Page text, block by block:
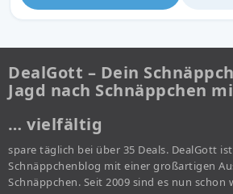
DealGott – Dein
Jagd nach Schnäppchen
… vielfältig
spare täglich bei über 35 Deals. DealGott
Schnäppchenblog mit einer großartigen
Schnäppchen. Seit 2009 sind es nun schon